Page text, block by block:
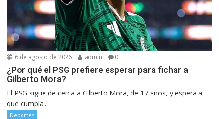
6 de agosto de 2026 admin 0
¿Por qué el PSG prefiere esperar para fichar a
Gilberto Mora?
El PSG sigue de cerca a Gilberto Mora, de 17 años, y espera a
que cumpla...
Deportes